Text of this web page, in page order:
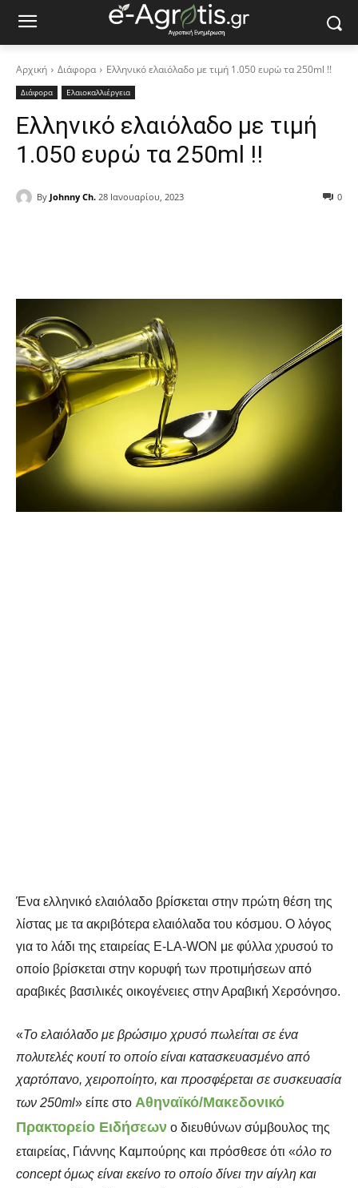
Αρχική Διάφορα Ελληνικό ελαιόλαδο με τιμή 1.050 ευρώ τα 250ml !!
Διάφορα Ελαιοκαλλιέργεια
Ελληνικό ελαιόλαδο με τιμή
1.050 ευρώ τα 250ml !!
By Johnny Ch. 28 Ιανουαρίου, 2023 0
Ένα ελληνικό ελαιόλαδο βρίσκεται στην πρώτη θέση της
λίστας με τα ακριβότερα ελαιόλαδα του κόσμου. Ο λόγος
για το λάδι της εταιρείας Ε-LA-WON με φύλλα χρυσού το
οποίο βρίσκεται στην κορυφή των προτιμήσεων από
αραβικές βασιλικές οικογένειες στην Αραβική Χερσόνησο.
«Το ελαιόλαδο με βρώσιμο χρυσό πωλείται σε ένα
πολυτελές κουτί το οποίο είναι κατασκευασμένο από
χαρτόπανο, χειροποίητο, και προσφέρεται σε συσκευασία
των 250ml» είπε στο Αθηναϊκό/Μακεδονικό
Πρακτορείο Ειδήσεων ο διευθύνων σύμβουλος της
εταιρείας, Γιάννης Καμπούρης και πρόσθεσε ότι «όλο το
concept όμως είναι εκείνο το οποίο δίνει την αίγλη και